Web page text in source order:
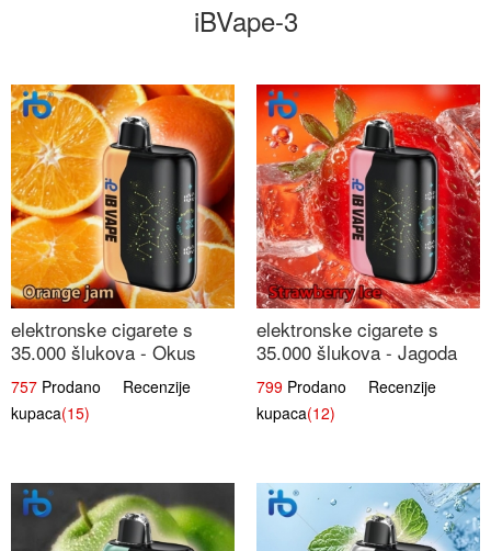
iBVape-3
elektronske cigarete s
35.000 šlukova - Okus
Narančinog Džema |
Dugotrajno Iskustvo
757 Prodano Recenzije
kupaca(15)
elektronske cigarete s
35.000 šlukova - Jagoda
Led | Ohladivši i
Osježavajući Okus
799 Prodano Recenzije
kupaca(12)